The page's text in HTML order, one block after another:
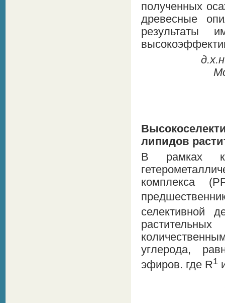
полученных
древесные
результаты
липидов
В рамках
комплекса
селективной
углерода,
эфиров. где R1